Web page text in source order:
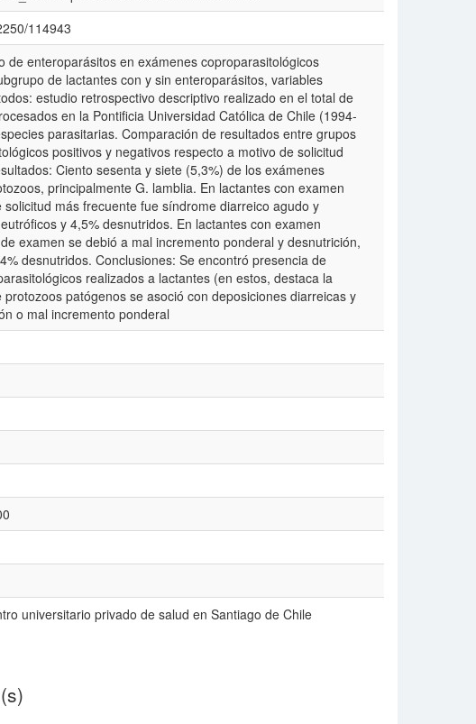
114943
de enteroparásitos en exámenes coproparasitológicos
de lactantes con y sin enteroparásitos, variables
estudio retrospectivo descriptivo realizado en el total de
en la Pontificia Universidad Católica de Chile (1994-
parasitarias. Comparación de resultados entre grupos
positivos y negativos respecto a motivo de solicitud
Ciento sesenta y siete (5,3%) de los exámenes
principalmente G. lamblia. En lactantes con examen
más frecuente fue síndrome diarreico agudo y
y 4,5% desnutridos. En lactantes con examen
examen se debió a mal incremento ponderal y desnutrición,
desnutridos. Conclusiones: Se encontró presencia de
realizados a lactantes (en estos, destaca la
patógenos se asoció con deposiciones diarreicas y
o mal incremento ponderal
universitario privado de salud en Santiago de Chile